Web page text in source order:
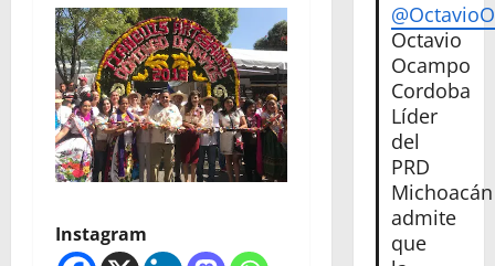
Instagram
Octavio
Ocampo
Cordoba
Líder
del
PRD
Michoacán
admite
que